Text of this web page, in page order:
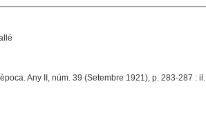
Any II, núm. 39 (Setembre 1921), p. 283-287 : il.